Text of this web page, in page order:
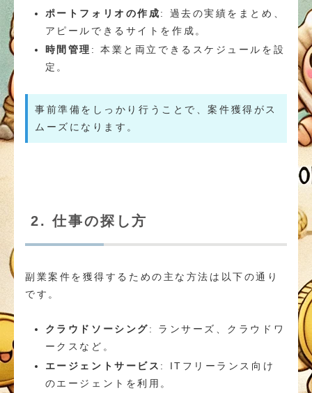
ポートフォリオの作成: 過去の実績をまとめ、
アピールできるサイトを作成。
時間管理 : 本業と両立できるスケジュールを設
定。
事前準備をしっかり行うことで、案件獲得がス
ムーズになります。
2. 仕事の探し方
副業案件を獲得するための主な方法は以下の通り
です。
クラウドソーシング: ランサーズ、クラウドワ
ークスなど。
エージェントサービス : ITフリーランス向け
のエージェントを利用。